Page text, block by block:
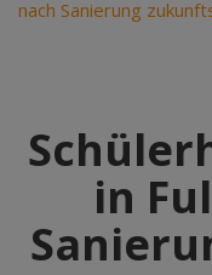
nach Sanierung
in